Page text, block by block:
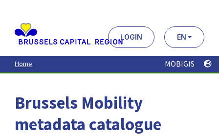
contenu
principal
LOGIN EN
Home MOBIGIS
Brussels Mobility
metadata catalogue